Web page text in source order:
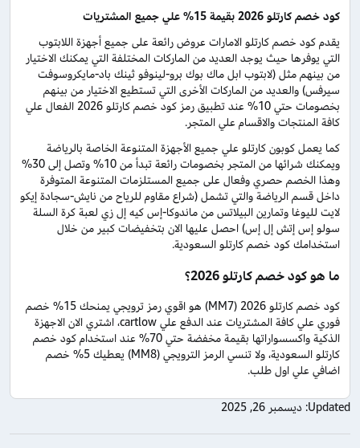
كود خصم كارتلو 2026 بقيمة 15% علي جميع المشتريات
يقدم كود خصم كارتلو الامارات عروض رائعة على جميع أجهزة اللابتوب
التي يوفرها حيث يوجد العديد من الماركات المختلفة التي يمكنك الاختيار
من بينهم مثل (لابتوب ابل ماك بوك برو-لينوفو ثينك باد-مايكروسوفت
سيرفس) والعديد من الماركات الأخرى التي تستطيع الاختيار من بينهم
بخصومات حتي 10% عند تطبيق رمز كود خصم كارتلو 2026 الفعال علي
كافة المنتجات والاقسام علي المتجر.
كما يعمل كوبون كارتلو علي جميع الأجهزة المتنوعة الخاصة بالرياضة
ويمكنك شرائها من المتجر بخصومات رائعة تبدأ من 10% وتصل إلى 30%
وهذا الخصم حصري وفعال على جميع المستلزمات المتنوعة المتوفرة
داخل قسم الرياضة والتي تشمل (شراع مقاوم للرياح من نايش-سجادة إيكو
لايت لليوغا وتمارين البيلاتس من ماندوكا-إس كيه إل زي لعبة كرة السلة
سولو إس إتش إل إس) احصل عليها الان بتخفيضات كبير من خلال
استخدامك كود خصم كارتلو السعودية.
ما هو كود خصم كارتلو 2026؟
كود خصم كارتلو 2026 (MM7) هو اقوي رمز ترويجي يمنحك 15% خصم
فوري علي كافة المشتريات عند الدفع علي cartlow، اشتري الان الاجهزة
الذكية واكسسواراتها بقيمة مخفضة حتي 70% عند استخدام كود خصم
كارتلو السعودية، ولا تنسي الرمز الترويجي (MM8) يعطيك 5% خصم
اضافي علي اول طلب.
Updated: ديسمبر 26, 2025